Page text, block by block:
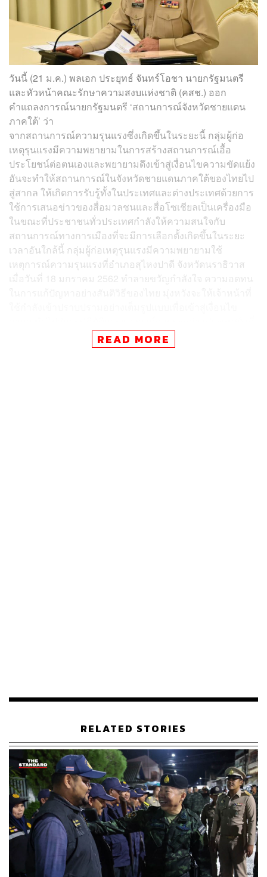
วันนี้ (21 ม.ค.) พลเอก ประยุทธ์ จันทร์โอชา นายกรัฐมนตรี
และหัวหน้าคณะรักษาความสงบแห่งชาติ (คสช.) ออก
คำแถลงการณ์นายกรัฐมนตรี ‘สถานการณ์จังหวัดชายแดน
ภาคใต้’ ว่า
จากสถานการณ์ความรุนแรงซึ่งเกิดขึ้นในระยะนี้ กลุ่มผู้ก่อ
เหตุรุนแรงมีความพยายามในการสร้างสถานการณ์เอื้อ
ประโยชน์ต่อตนเองและพยายามดึงเข้าสู่เงื่อนไขความขัดแย้ง
อันจะทำให้สถานการณ์ในจังหวัดชายแดนภาคใต้ของไทยไป
สู่สากล ให้เกิดการรับรู้ทั้งในประเทศและต่างประเทศด้วยการ
ใช้การเสนอข่าวของสื่อมวลชนและสื่อโซเชียลเป็นเครื่องมือ
ในขณะที่ประชาชนทั่วประเทศกำลังให้ความสนใจกับ
สถานการณ์ทางการเมืองที่จะมีการเลือกตั้งเกิดขึ้นในระยะ
เวลาอันใกล้นี้ กลุ่มผู้ก่อเหตุรุนแรงมีความพยายามใช้
เหตุการณ์ความรุนแรงที่อำเภอสุไหงปาดี จังหวัดนราธิวาส
เมื่อวันที่ 18 มกราคม 2562 ทำลายขวัญกำลังใจ ความอดทน
เคยเกิดขึ้นมาแล้วในหลายพื้นที่ ในหลายประเทศ สังคม
สื่อมวลชน สื่อโซเชียล และสื่อต่างๆ ควรเข้าใจในประเด็นนี้
ประชาชนและตนเองให้ได้ไปพร้อมๆ กัน คำนึงถึงความ
ปลอดภัยของประชาชนผู้บริสุทธิ์ พัฒนางานด้านการข่าว
ควบคู่ไปกับการปรับยุทธวิธีให้เหมาะสม
โดยรัฐบาลและ คสช. ยังคงบังคับใช้กฎหมายและบริหาร
ราชการแผ่นดินได้อย่างเต็มที่เช่นเดียวกับพื้นที่อื่นๆ ทั่ว
ประเทศ
ในส่วนของการพูดคุยสันติสุขยังคงดำเนินการต่อไป ทั้งนี้เพื่อ
ให้ประชาคมโลกได้ทราบว่าเราได้ทำทุกมาตรการ ไม่ได้
บังคับใช้กฎหมายแต่เพียงอย่างเดียว ซึ่งฝ่ายผู้ก่อเหตุรุนแรง
READ MORE
RELATED STORIES